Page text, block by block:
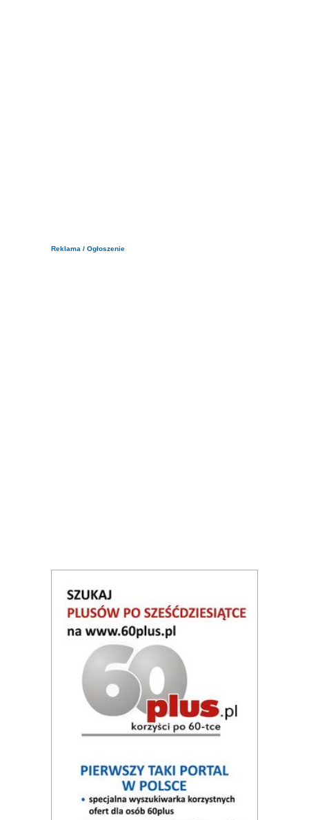
Reklama / Ogłoszenie